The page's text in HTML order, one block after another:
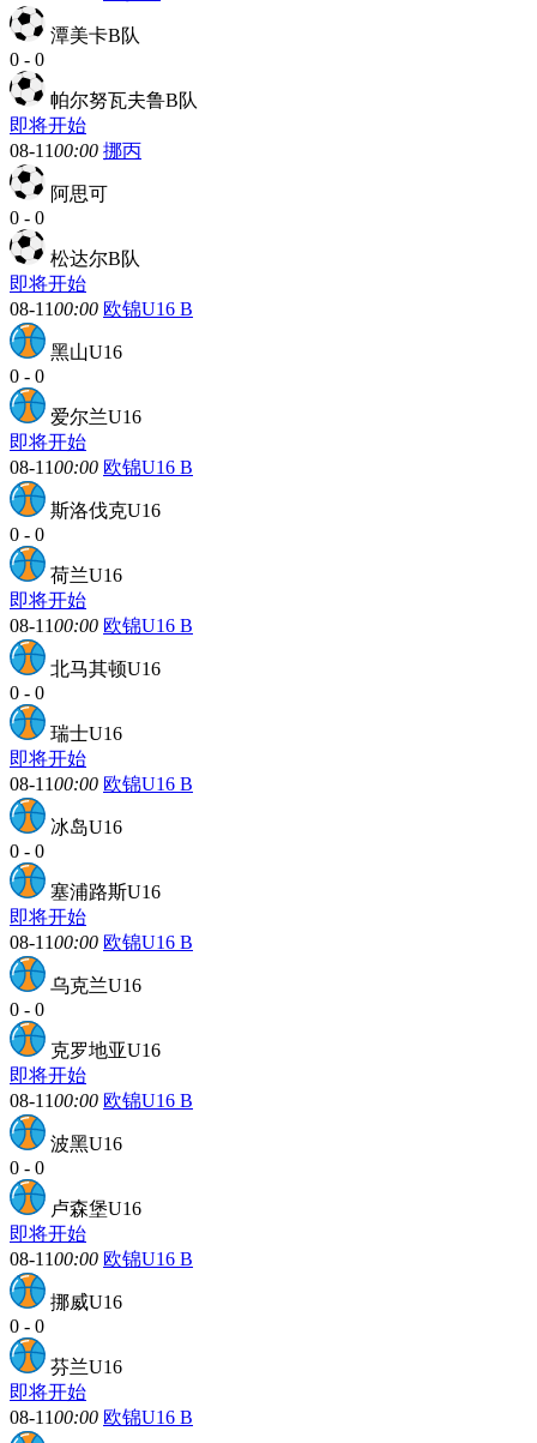
潭美卡B队
0 - 0
帕尔努瓦夫鲁B队
即将开始
08-1100:00 挪丙
阿思可
0 - 0
松达尔B队
即将开始
08-1100:00 欧锦U16 B
黑山U16
0 - 0
爱尔兰U16
即将开始
08-1100:00 欧锦U16 B
斯洛伐克U16
0 - 0
荷兰U16
即将开始
08-1100:00 欧锦U16 B
北马其顿U16
0 - 0
瑞士U16
即将开始
08-1100:00 欧锦U16 B
冰岛U16
0 - 0
塞浦路斯U16
即将开始
08-1100:00 欧锦U16 B
乌克兰U16
0 - 0
克罗地亚U16
即将开始
08-1100:00 欧锦U16 B
波黑U16
0 - 0
卢森堡U16
即将开始
08-1100:00 欧锦U16 B
挪威U16
0 - 0
芬兰U16
即将开始
08-1100:00 欧锦U16 B